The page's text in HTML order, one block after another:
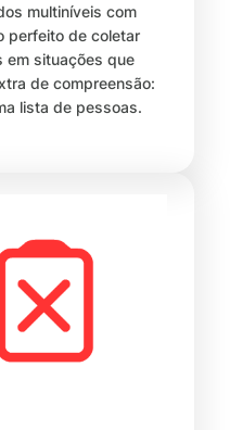
multiníveis com
perfeito de coletar
em situações que
de compreensão:
lista de pessoas.